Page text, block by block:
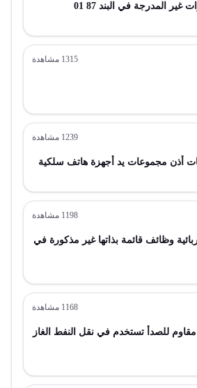
غير المدرجة في البند 87 01
1315 مشاهدة
1239 مشاهدة
أذن مجموعات يد أجهزة هاتف سلكية
1198 مشاهدة
وظائف قائمة بذاتها غير مذكورة في
1168 مشاهدة
للصدأ تستخدم في نقل النفط الغاز